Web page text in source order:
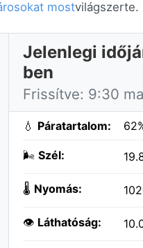
mostvilágszerte.
Jelenlegi
ben
Frissítve: 9:30 ma
💧 Páratartalom:
🌬️ Szél:
🌡️ Nyomás:
👁️ Láthatóság: